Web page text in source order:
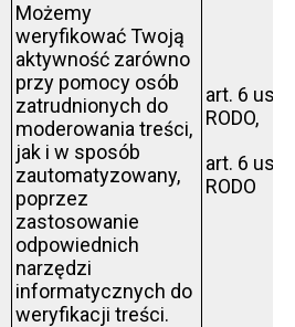
Możemy
weryfikować Twoją
aktywność zarówno
przy pomocy osób
zatrudnionych do
moderowania treści,
jak i w sposób
zautomatyzowany,
poprzez
zastosowanie
odpowiednich
narzędzi
informatycznych do
weryfikacji treści.
art. 6 ust.
RODO,
art. 6 ust.
RODO